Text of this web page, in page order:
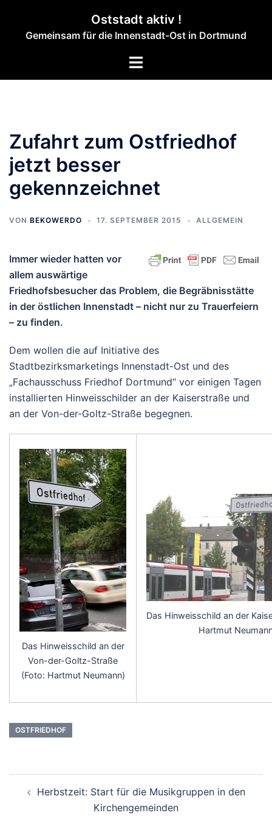
springen
Oststadt aktiv !
Gemeinsam für die Innenstadt-Ost in Dortmund
Menü
Zufahrt zum Ostfriedhof
jetzt besser
gekennzeichnet
VON BEKOWERDO 17. SEPTEMBER 2015 ALLGEMEIN
Immer wieder hatten vor
allem auswärtige
Friedhofsbesucher das Problem, die Begräbnisstätte
in der östlichen Innenstadt – nicht nur zu Trauerfeiern
– zu finden.
Dem wollen die auf Initiative des
Stadtbezirksmarketings Innenstadt-Ost und des
„Fachausschuss Friedhof Dortmund“ vor einigen Tagen
installierten Hinweisschilder an der Kaiserstraße und
an der Von-der-Goltz-Straße begegnen.
Das Hinweisschild an der
Von-der-Goltz-Straße
(Foto: Hartmut Neumann)
Das Hinweisschild an der
Hartmut
OSTFRIEDHOF
Navigation
Herbstzeit: Start für die Musikgruppen in den
Kirchengemeinden